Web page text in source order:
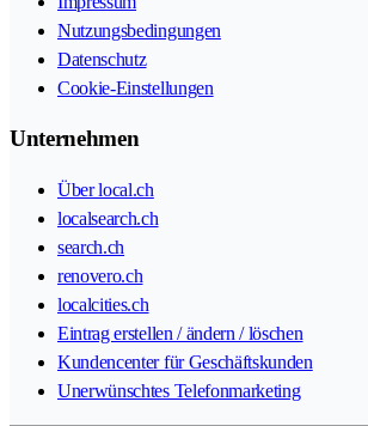
Nutzungsbedingungen
Datenschutz
Cookie-Einstellungen
Unternehmen
Über local.ch
localsearch.ch
search.ch
renovero.ch
localcities.ch
Eintrag erstellen / ändern / löschen
Kundencenter für Geschäftskunden
Unerwünschtes Telefonmarketing